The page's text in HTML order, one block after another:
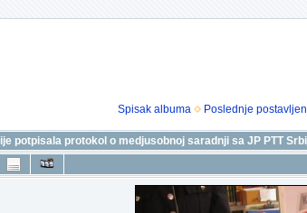
Spisak albuma
Poslednje
potpisala protokol o medjusobnoj saradnji sa JP PTT